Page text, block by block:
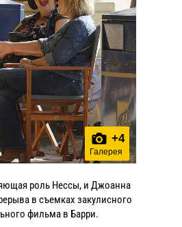
+4
Галерея
роль Нессы, и Джоанна
в съемках закулисного
фильма в Барри.